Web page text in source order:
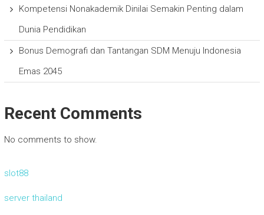
Kompetensi Nonakademik Dinilai Semakin Penting dalam
Dunia Pendidikan
Bonus Demografi dan Tantangan SDM Menuju Indonesia
Emas 2045
Recent Comments
No comments to show.
slot88
server thailand